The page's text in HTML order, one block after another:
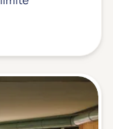
(2)
(0)